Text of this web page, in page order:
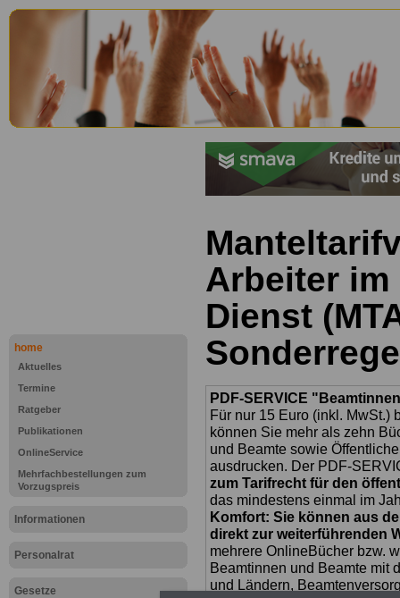
home
Aktuelles
Termine
Ratgeber
Publikationen
OnlineService
Mehrfachbestellungen zum
Vorzugspreis
Informationen
Personalrat
Gesetze
Arbeiter
Dienst
PDF-SERVICE
Für nur 15 Euro (inkl. MwSt.)
können Sie mehr als zehn
und Beamte sowie
ausdrucken. Der PDF-
zum Tarifrecht für den
das mindestens einmal im
Komfort: Sie können aus
direkt zur weiterführenden
mehrere OnlineBücher bzw.
Beamtinnen und Beamte mit
und Ländern,